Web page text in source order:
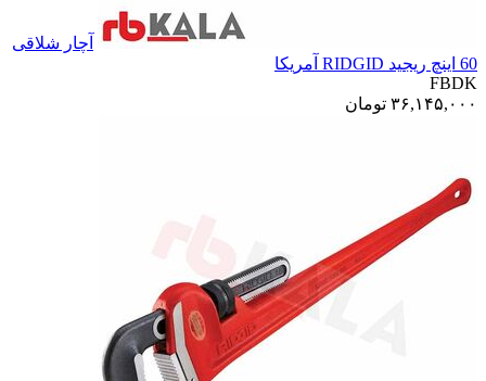
آچار شلاقی
60 اینچ ریجید RIDGID آمریکا
FBDK
۳۶,۱۴۵,۰۰۰ تومان